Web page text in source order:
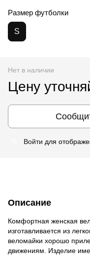
Размер футболки
S
Нет в наличии
Цену
Войти для
Описание
Комфортная женская
изготавливается из
веломайки хорошо
движениям. Изделие